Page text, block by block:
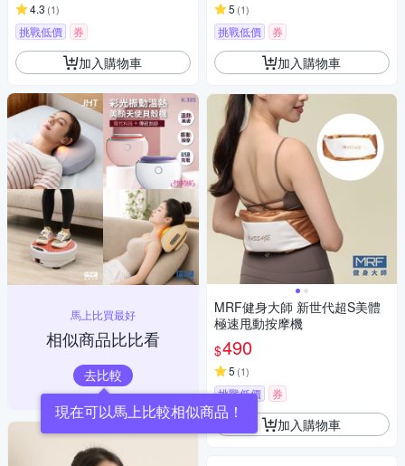
4.3 (1)
挑戰低價 券
加入購物車
馬上比買最好
相似商品比比看
去比較
現在可以馬上比較相似商品！
5 (1)
挑戰低價 券
加入購物車
MRF健身大師 新世代超S美體
極速甩動按摩機
$490
5 (1)
挑戰低價 券
加入購物車